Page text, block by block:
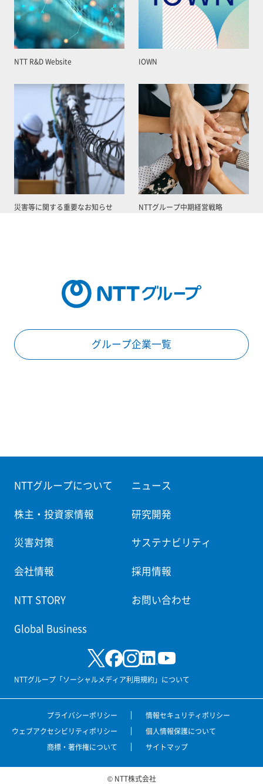
NTT R&D Website IOWN
災害等に関する重要なお知らせ NTTグループ中期経営戦略
グループ企業一覧
NTTグループについて ニュース
株主・投資家情報 研究開発
災害対策 サステナビリティ
会社情報 採用情報
NTT STORY お問い合わせ
Global Business
NTTグループ「ソーシャルメディア利用規約」について
プライバシーポリシー
情報セキュリティポリシー
ウェブアクセシビリティポリシー
個人情報保護について
商標・著作権について
サイトマップ
© NTT株式会社